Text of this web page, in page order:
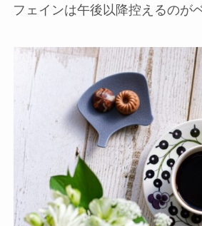
フェインは午後以降控えるのが